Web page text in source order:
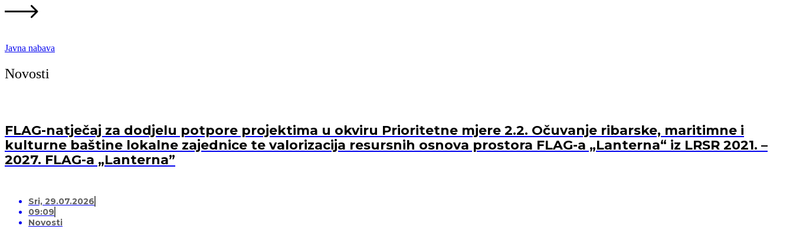
Javna nabava
Novosti
FLAG-natječaj za dodjelu potpore projektima u okviru Prioritetne mjere 2.2. Očuvanje ribarske, maritimne i
kulturne baštine lokalne zajednice te valorizacija resursnih osnova prostora FLAG-a „Lanterna“ iz LRSR 2021. –
2027. FLAG-a „Lanterna”
Sri, 29.07.2026
09:09
Novosti